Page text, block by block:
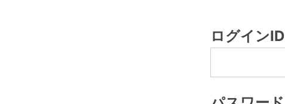
ログインID